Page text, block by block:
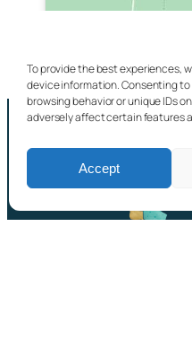
To provide the best experiences,
device information. Consenting
browsing behavior or unique IDs
adversely affect certain features
Accept